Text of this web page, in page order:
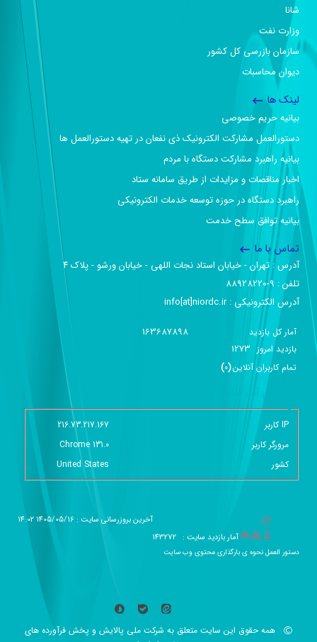
شانا
وزارت نفت
سازمان بازرسی کل کشور
دیوان محاسبات
لینک ها
بیانیه حریم خصوصی
دستورالعمل مشارکت الکترونیک ذی نفعان در تهیه دستورالعمل ها
بیانیه راهبرد مشارکت دستگاه با مردم
اخبار مناقصات و مزایدات از طریق سامانه ستاد
راهبرد دستگاه در حوزه توسعه خدمات الکترونیکی
بیانیه توافق سطح خدمت
تماس با ما
آدرس :‌ تهران - خیابان استاد نجات اللهی - خیابان ورشو - پلاک ۴
تلفن :‌ 9-88928220
آدرس الکترونیکی :‌ info[at]niordc.ir
آمار کل بازدید 163687898
بازديد امروز 1273
تمام کاربران آنلاين(
0
)
گزارش آمار سایت - خلاصه
IP کاربر
216.73.217.167
مرورگر کاربر
Chrome 131.0
کشور
United States
آخرین بروزرسانی سایت : 1405/05/16 14:02
آمار بازدید سایت : 143272
دستور العمل نحوه ی بارگذاری محتوی وب سایت
همه حقوق این سایت متعلق به شرکت ملی پالایش و پخش فرآورده های